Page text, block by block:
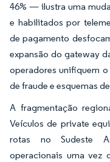
46% — ilustra uma
e habilitados por
de pagamento
expansão do gateway
operadores unifiquem
de fraude e esquemas
A fragmentação
Veículos de private
rotas no Sudeste
operacionais uma vez